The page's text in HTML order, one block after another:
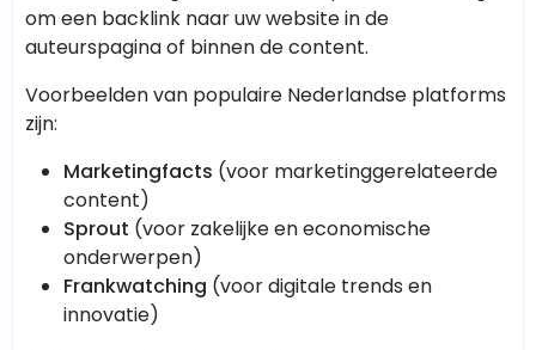
om een backlink naar uw website in de
auteurspagina of binnen de content.
Voorbeelden van populaire Nederlandse platforms
zijn:
Marketingfacts (voor marketinggerelateerde
content)
Sprout (voor zakelijke en economische
onderwerpen)
Frankwatching (voor digitale trends en
innovatie)